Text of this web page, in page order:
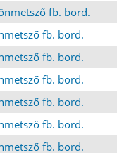
fb. bord.
fb. bord.
fb. bord.
fb. bord.
fb. bord.
fb. bord.
fb. bord.